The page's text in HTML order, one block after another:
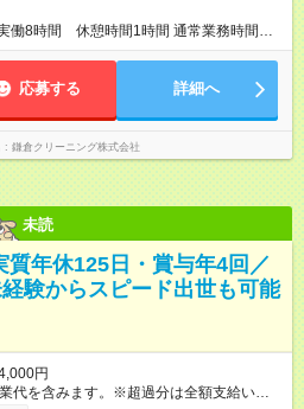
働8時間 休憩時間1時間 通常業務時間
ポート 店舗シフト営業時間による。 週
間の変更があります。 店舗管理はまた別
応募する 詳細へ
鎌倉クリーニング株式会社
未読
質年休125日・賞与年4回／
験からスピード出世も可能
円
代を含みます。※超過分は全額支給いたし